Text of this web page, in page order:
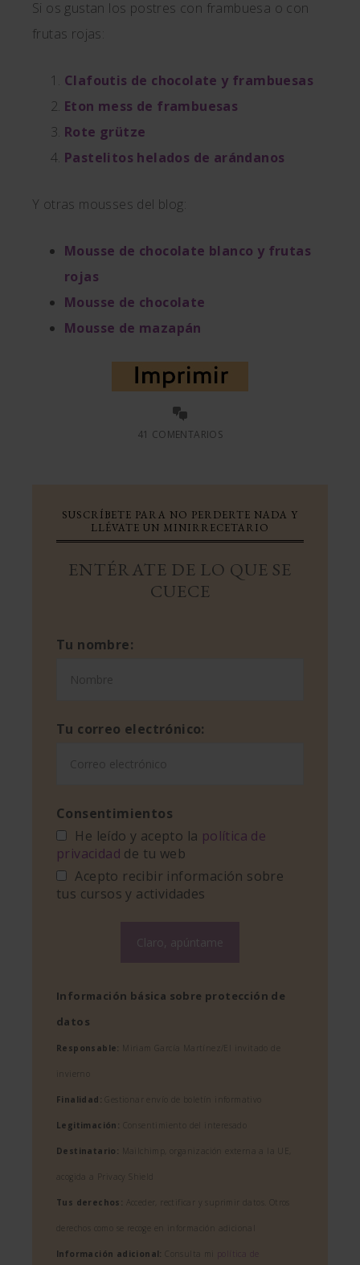
Si os gustan los postres con frambuesa o con
frutas rojas:
Clafoutis de chocolate y frambuesas
Eton mess de frambuesas
Rote grütze
Pastelitos helados de arándanos
Y otras mousses del blog:
Mousse de chocolate blanco y frutas
rojas
Mousse de chocolate
Mousse de mazapán
41 COMENTARIOS
SUSCRÍBETE PARA NO PERDERTE NADA Y
LLÉVATE UN MINIRRECETARIO
ENTÉRATE DE LO QUE SE
CUECE
Tu nombre:
Tu correo electrónico:
Consentimientos
He leído y acepto la política de
privacidad de tu web
Acepto recibir información sobre
tus cursos y actividades
Información básica sobre protección de
datos
Responsable: Miriam García Martínez/El invitado de
invierno
Finalidad: Gestionar envío de boletín informativo
Legitimación: Consentimiento del interesado
Destinatario: Mailchimp, organización externa a la UE,
acogida a Privacy Shield
Tus derechos: Acceder, rectificar y suprimir datos. Otros
derechos como se recoge en información adicional
Información adicional: Consulta mi política de